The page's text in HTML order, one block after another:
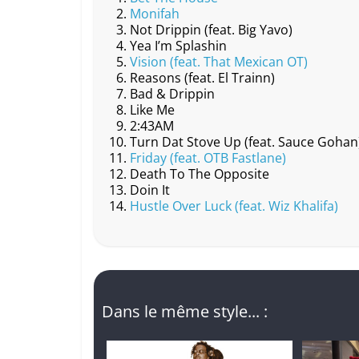
b
o
o
k
c
h
at
A
p
p
Li
n
k
er
Monifah
Not Drippin (feat. Big Yavo)
Yea I’m Splashin
Vision (feat. That Mexican OT)
Reasons (feat. El Trainn)
Bad & Drippin
Like Me
2:43AM
Turn Dat Stove Up (feat. Sauce
Friday (feat. OTB Fastlane)
Death To The Opposite
Doin It
Hustle Over Luck (feat. Wiz Khalifa)
Dans le même style... :